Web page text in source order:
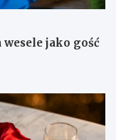
jako gość